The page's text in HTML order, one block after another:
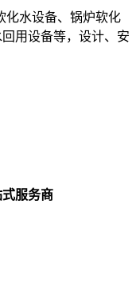
化水设备、锅炉软化
用设备等，设计、安
服务商